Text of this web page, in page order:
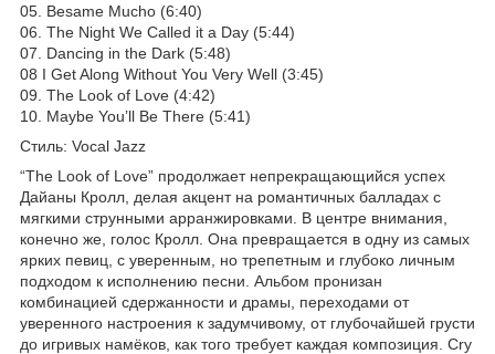
05. Besame Mucho (6:40)
06. The Night We Called it a Day (5:44)
07. Dancing in the Dark (5:48)
08 I Get Along Without You Very Well (3:45)
09. The Look of Love (4:42)
10. Maybe You’ll Be There (5:41)
Стиль: Vocal Jazz
“The Look of Love” продолжает непрекращающийся успех
Дайаны Кролл, делая акцент на романтичных балладах с
мягкими струнными арранжировками. В центре внимания,
конечно же, голос Кролл. Она превращается в одну из самых
ярких певиц, с уверенным, но трепетным и глубоко личным
подходом к исполнению песни. Альбом пронизан
комбинацией сдержанности и драмы, переходами от
уверенного настроения к задумчивому, от глубочайшей грусти
до игривых намёков, как того требует каждая композиция. Cry